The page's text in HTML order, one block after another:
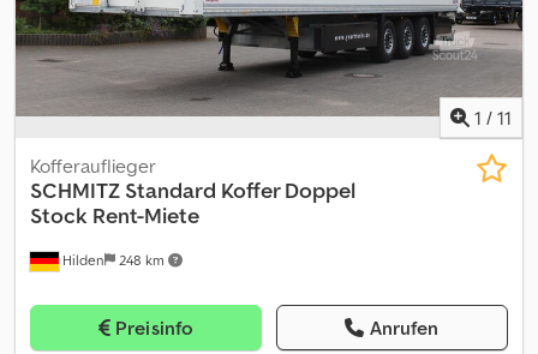
1 / 11
Hilden 248 km
Kofferauflieger
SCHMITZ Standard Koffer Doppel
Stock Rent-Miete
Preisinfo Anrufen